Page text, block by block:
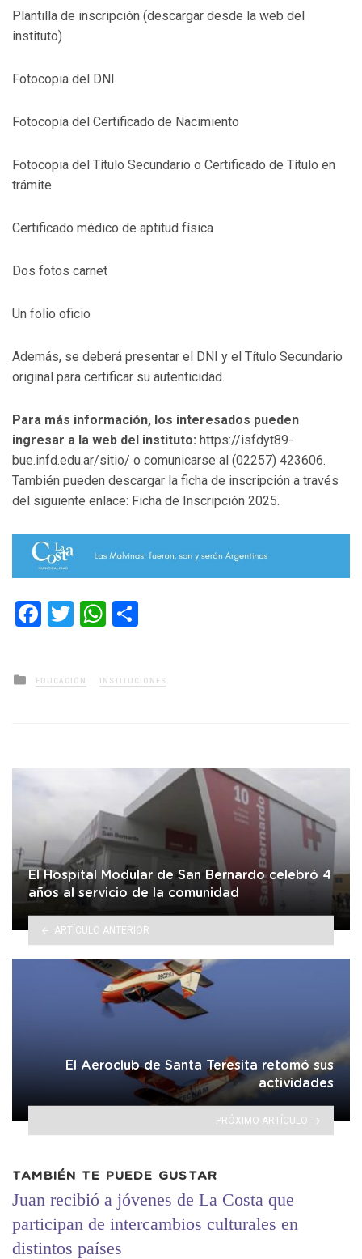
Plantilla de inscripción (descargar desde la web del
instituto)
Fotocopia del DNI
Fotocopia del Certificado de Nacimiento
Fotocopia del Título Secundario o Certificado de Título en
trámite
Certificado médico de aptitud física
Dos fotos carnet
Un folio oficio
Además, se deberá presentar el DNI y el Título Secundario
original para certificar su autenticidad.
Para más información, los interesados pueden
ingresar a la web del instituto: https://isfdyt89-
bue.infd.edu.ar/sitio/ o comunicarse al (02257) 423606.
También pueden descargar la ficha de inscripción a través
del siguiente enlace: Ficha de Inscripción 2025.
Facebook
TwitterWhatsApp
Posted
in
EDUCACIÓN INSTITUCIONES
El Hospital Modular de San Bernardo celebró 4
años al servicio de la comunidad
ARTÍCULO ANTERIOR
El Aeroclub de Santa Teresita retomó sus
actividades
PRÓXIMO ARTÍCULO
TAMBIÉN TE PUEDE GUSTAR
Juan recibió a jóvenes de La Costa que
participan de intercambios culturales en
distintos países